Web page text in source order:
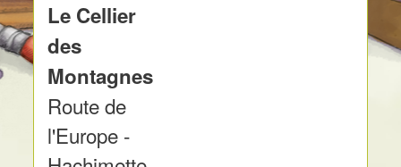
Le Cellier
des
Montagnes
Route de
l'Europe -